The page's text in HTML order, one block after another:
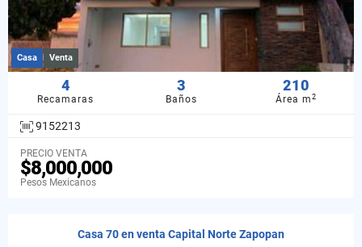
Casa Venta
4
Recamaras
3
Baños
210
Área m2
9152213
PRECIO VENTA
$8,000,000
Pesos Mexicanos
Casa 70 en venta Capital Norte Zapopan